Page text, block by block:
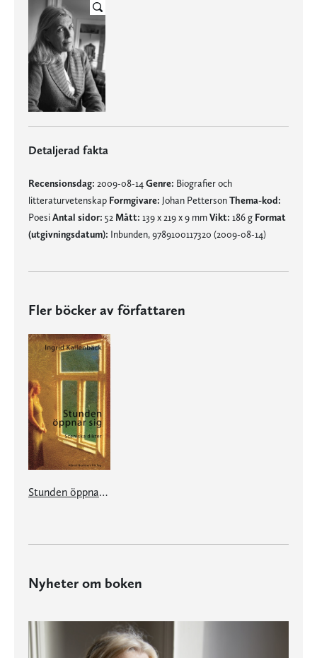
Detaljerad fakta
Recensionsdag: 2009-08-14 Genre: Biografier och
litteraturvetenskap Formgivare: Johan PettersonThema-kod:
PoesiAntal sidor: 52 Mått: 139 x 219 x 9 mmVikt: 186 g Format
(utgivningsdatum): Inbunden, 9789100117320 (2009-08-14)
Fler böcker av författaren
Stunden öppnar sig
Nyheter om boken